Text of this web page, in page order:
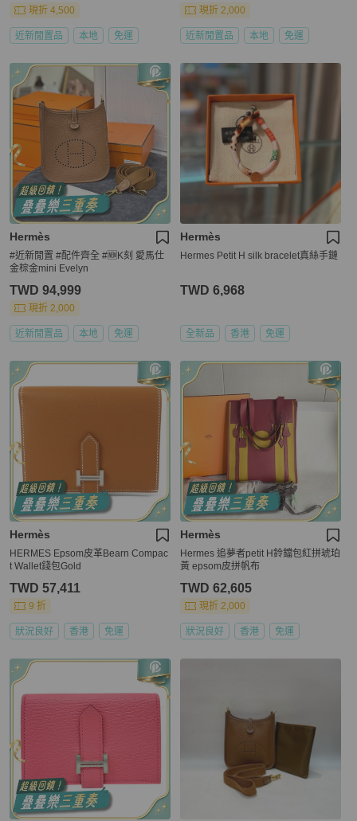
現折 4,500
近新閒置品 本地 免運
現折 2,000
近新閒置品 本地 免運
Hermès
#近新閒置 #配件齊全 #🆕K刻 愛馬仕
金棕金mini Evelyn
TWD 94,999
現折 2,000
近新閒置品 本地 免運
Hermès
Hermes Petit H silk bracelet真絲手鏈
TWD 6,968
全新品 香港 免運
Hermès
HERMES Epsom皮革Bearn Compac
t Wallet錢包Gold
TWD 57,411
9 折
狀況良好 香港 免運
Hermès
Hermes 追夢者petit H鈴鐺包紅拼琥珀
黃 epsom皮拼帆布
TWD 62,605
現折 2,000
狀況良好 香港 免運